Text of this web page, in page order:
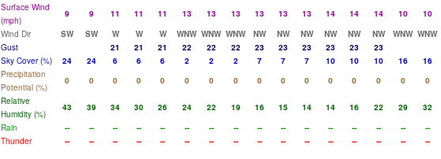
Surface Wind
(mph)
9 9 11 11 11 13 13 13 13 13 13 14 14 14 10 10
Wind Dir
SW SW W W W WNW WNW WNW NW NW NW NW NW NW WNW WNW
Gust
21 21 21 22 22 22 23 23 23 23 23
23
Sky Cover (%)
24 24 6 6 6 2 2 2 7 7 7 10 10 10 16 16
Precipitation
Potential (%)
0 0 0 0 0 0 0 0 0 0 0 0 0 0 0 0
Relative
Humidity (%)
43 39 34 30 26 24 22 19 16 15 14 14 16 22 29 32
Rain
-- -- -- -- -- -- -- -- -- -- -- -- -- -- -- --
Thunder
-- -- -- -- -- -- -- -- -- -- -- -- -- -- -- --